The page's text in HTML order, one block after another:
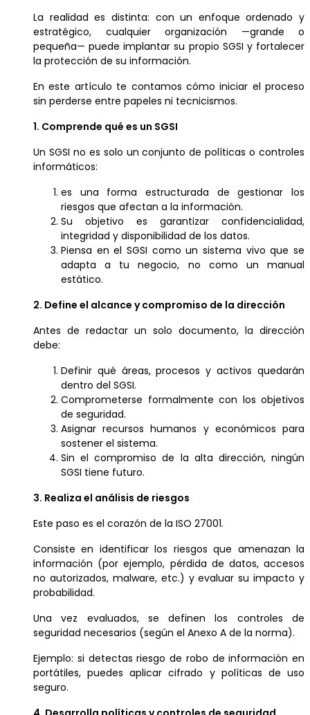
La realidad es distinta: con un enfoque ordenado y
estratégico, cualquier organización —grande o
pequeña— puede implantar su propio SGSI y fortalecer
la protección de su información.
En este artículo te contamos cómo iniciar el proceso
sin perderse entre papeles ni tecnicismos.
1. Comprende qué es un SGSI
Un SGSI no es solo un conjunto de políticas o controles
informáticos:
es una forma estructurada de gestionar los
riesgos que afectan a la información.
Su objetivo es garantizar confidencialidad,
integridad y disponibilidad de los datos.
Piensa en el SGSI como un sistema vivo que se
adapta a tu negocio, no como un manual
estático.
2. Define el alcance y compromiso de la dirección
Antes de redactar un solo documento, la dirección
debe:
Definir qué áreas, procesos y activos quedarán
dentro del SGSI.
Comprometerse formalmente con los objetivos
de seguridad.
Asignar recursos humanos y económicos para
sostener el sistema.
Sin el compromiso de la alta dirección, ningún
SGSI tiene futuro.
3. Realiza el análisis de riesgos
Este paso es el corazón de la ISO 27001.
Consiste en identificar los riesgos que amenazan la
información (por ejemplo, pérdida de datos, accesos
no autorizados, malware, etc.) y evaluar su impacto y
probabilidad.
Una vez evaluados, se definen los controles de
seguridad necesarios (según el Anexo A de la norma).
Ejemplo: si detectas riesgo de robo de información en
portátiles, puedes aplicar cifrado y políticas de uso
seguro.